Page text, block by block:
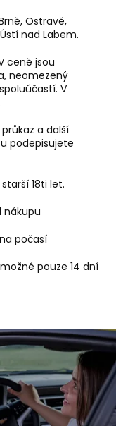
Ostravě,
nad Labem.
ceně jsou
neomezený
V
a další
podepisujete
18ti let.
nákupu
počasí
pouze 14 dní